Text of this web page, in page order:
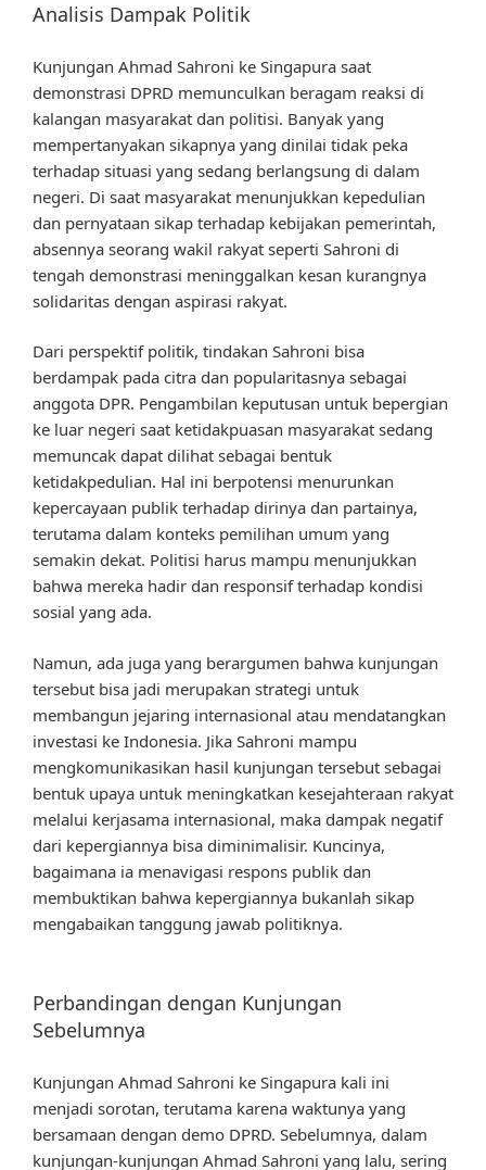
Analisis Dampak Politik
Kunjungan Ahmad Sahroni ke Singapura saat
demonstrasi DPRD memunculkan beragam reaksi di
kalangan masyarakat dan politisi. Banyak yang
mempertanyakan sikapnya yang dinilai tidak peka
terhadap situasi yang sedang berlangsung di dalam
negeri. Di saat masyarakat menunjukkan kepedulian
dan pernyataan sikap terhadap kebijakan pemerintah,
absennya seorang wakil rakyat seperti Sahroni di
tengah demonstrasi meninggalkan kesan kurangnya
solidaritas dengan aspirasi rakyat.
Dari perspektif politik, tindakan Sahroni bisa
berdampak pada citra dan popularitasnya sebagai
anggota DPR. Pengambilan keputusan untuk bepergian
ke luar negeri saat ketidakpuasan masyarakat sedang
memuncak dapat dilihat sebagai bentuk
ketidakpedulian. Hal ini berpotensi menurunkan
kepercayaan publik terhadap dirinya dan partainya,
terutama dalam konteks pemilihan umum yang
semakin dekat. Politisi harus mampu menunjukkan
bahwa mereka hadir dan responsif terhadap kondisi
sosial yang ada.
Namun, ada juga yang berargumen bahwa kunjungan
tersebut bisa jadi merupakan strategi untuk
membangun jejaring internasional atau mendatangkan
investasi ke Indonesia. Jika Sahroni mampu
mengkomunikasikan hasil kunjungan tersebut sebagai
bentuk upaya untuk meningkatkan kesejahteraan rakyat
melalui kerjasama internasional, maka dampak negatif
dari kepergiannya bisa diminimalisir. Kuncinya,
bagaimana ia menavigasi respons publik dan
membuktikan bahwa kepergiannya bukanlah sikap
mengabaikan tanggung jawab politiknya.
Perbandingan dengan Kunjungan
Sebelumnya
Kunjungan Ahmad Sahroni ke Singapura kali ini
menjadi sorotan, terutama karena waktunya yang
bersamaan dengan demo DPRD. Sebelumnya, dalam
kunjungan-kunjungan Ahmad Sahroni yang lalu, sering